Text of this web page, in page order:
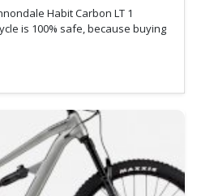
Habit Carbon LT 1
is 100% safe, because buying